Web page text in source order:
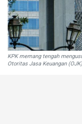
KPK memang tengah
Otoritas Jasa Keuangan